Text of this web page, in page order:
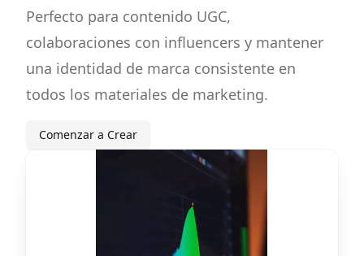
Perfecto para contenido UGC,
colaboraciones con influencers y mantener
una identidad de marca consistente en
todos los materiales de marketing.
Comenzar a Crear